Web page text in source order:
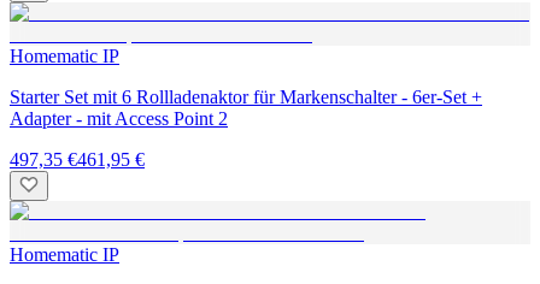
Homematic IP
Starter Set mit 6 Rollladenaktor für Markenschalter - 6er-Set +
Adapter - mit Access Point 2
497,35 €461,95 €
Homematic IP